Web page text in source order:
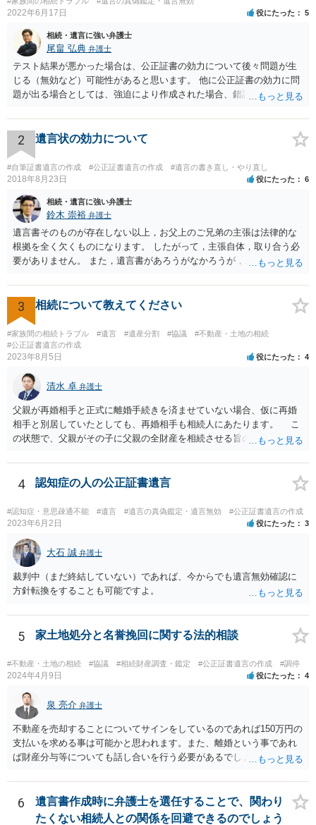
2022年6月17日 役にたった 5
相続・遺言に強い弁護士
尾畠 弘典 弁護士
テスト結果が悪かった場合は、公正証書の効力について後々問題が生
じる（無効など）可能性があると思います。 他に公正証書の効力に問
題が出る場合としては、強迫により作成された場合、錯誤（勘違い）
すが、弁護士に作成を依頼する場合は、１０～数十万円程度になるケ
ースが多いと思います。 報酬体系は、弁護士ごとに異なりますので一
律の基準はありません。
2 遺言状の効力について
#自筆証書遺言の作成 #公正証書遺言の作成 #遺言の書き直し・やり直し
2018年8月23日 役にたった 6
相続・遺言に強い弁護士
鈴木 崇裕 弁護士
遺言書そのものが存在しない以上，お父上のご兄弟の主張は法律的な
根拠を全く欠くものになります。 したがって，主張自体，取り合う必
要がありません。 また，遺言書があろうがなかろうが，お父上のご兄
ご回答にもありますが， 代理人弁護士をたてて，その弁護士から相手
方に対して， ・相続に関する主張は法的根拠がなく，一切応じないこ
と ・今後一切の連絡をしてこないでほしいこと ・連絡を継続してくる
ようであれば警察への通報や法的措置も辞さないこと などを記載した
書面を発送してもらうことがよろしいように思います。
3 相続について教えてください
#家族間の相続トラブル #遺言 #遺産分割 #協議
#不動産・土地の相続
#公正証書遺言の作成
2023年8月5日 役にたった 4
清水 卓 弁護士
父親が再婚相手と正式に離婚手続きを済ませていない場合、仮に再婚
相手と別居していたとしても、再婚相手も相続人にあたります。 こ
の状態で、父親がその子に父親の全財産を相続させる旨の公正証書遺
が、再婚相手の遺留分を侵害しているため、再婚相手から相続人
（子）に対して遺留分侵害額請求権が行使される可能性があります。
の地域等の弁護士に直接相談してみるのが望ましいように思います。
【参考】民法 （遺留分侵害額の請求） 第千四十六条 遺留分権利者及
びその承継人は、受遺者（特定財産承継遺言により財産を承継し又は
相続分の指定を受けた相続人を含む。以下この章において同じ。）又
は受贈者に対し、遺留分侵害額に相当する金銭の支払を請求すること
ができる。
4 認知症の人の公正証書遺言
#認知症・意思疎通不能 #遺言 #遺言の真偽鑑定・遺言無効 #公正証書遺言の作成
2023年6月2日 役にたった 3
大石 誠 弁護士
裁判中（まだ終結していない）であれば、今からでも遺言無効確認に
方針転換をすることも可能ですよ。
5 家土地処分と名誉挽回に関する法的相談
#不動産・土地の相続 #協議 #相続財産調査・鑑定 #公正証書遺言の作成 #調停
2024年4月9日 役にたった 4
泉 亮介 弁護士
不動産を売却することについてサインをしているのであれば150万円の
支払いを求める事は可能かと思われます。また、離婚という事であれ
ば財産分与等についても話し合いを行う必要があるでしょう。 細かい
士事務所へご相談されると良いでしょう。
6
遺言書作成時に弁護士を選任することで、関わり
たくない相続人との関係を回避できるのでしょう